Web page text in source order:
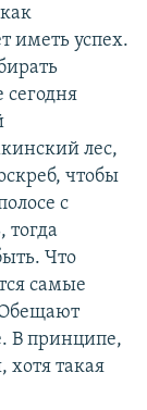
иметь успех.
лес,
чтобы
с
тогда
Что
самые
Обещают
В принципе,
хотя такая